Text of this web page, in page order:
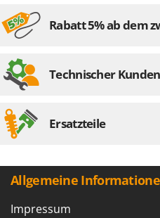
Trev - Abrek - TecnoVIR
U
Unger
Vesco
Rabatt 5% ab dem
Technischer
Ersatzteile
Allgemeine
Impressum